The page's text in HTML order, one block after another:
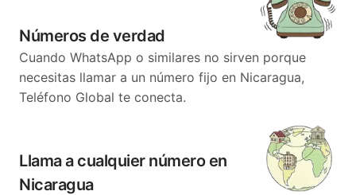
Números de verdad
Cuando WhatsApp o similares no sirven porque
necesitas llamar a un número fijo en Nicaragua,
Teléfono Global te conecta.
Llama a cualquier número en
Nicaragua